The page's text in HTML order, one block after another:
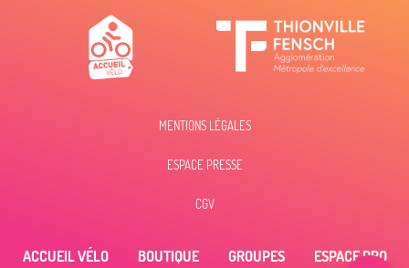
Contacter par
email
MENTIONS LÉGALES
ESPACE PRESSE
CGV
ACCUEIL VÉLO BOUTIQUE GROUPES ESPACE PRO